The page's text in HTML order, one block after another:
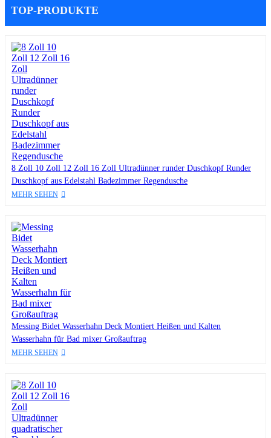
TOP-PRODUKTE
8 Zoll 10 Zoll 12 Zoll 16 Zoll Ultradünner runder Duschkopf Runder
Duschkopf aus Edelstahl Badezimmer Regendusche
MEHR SEHEN
Messing Bidet Wasserhahn Deck Montiert Heißen und Kalten
Wasserhahn für Bad mixer Großauftrag
MEHR SEHEN